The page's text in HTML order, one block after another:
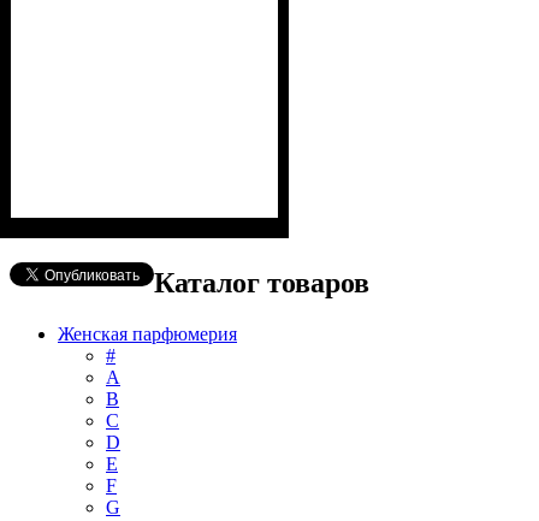
Каталог товаров
Женская парфюмерия
#
А
B
C
D
E
F
G